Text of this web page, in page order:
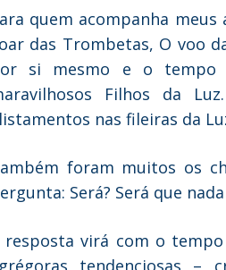
quem acompanha
das Trombetas, O voo
si mesmo e o tempo
Filhos da
nas fileiras da
foram muitos os
Será? Será que
resposta virá com o
tendenciosas –